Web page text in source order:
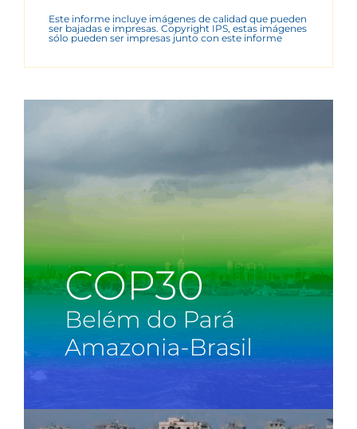
Este informe incluye imágenes de calidad que pueden
ser bajadas e impresas. Copyright IPS, estas imágenes
sólo pueden ser impresas junto con este informe